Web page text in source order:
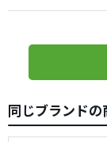
同じブランドの